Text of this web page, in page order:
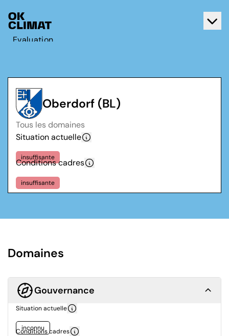
Evaluation
Contact
Français
Deutsch
Oberdorf (BL)
Tous les domaines
Situation actuelle
insuffisante
Conditions cadres
insuffisante
Domaines
Gouvernance
Situation actuelle
inconnu
Conditions cadres